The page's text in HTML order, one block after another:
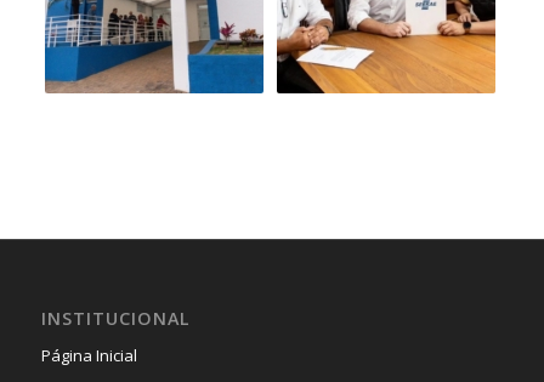
INSTITUCIONAL
Página Inicial